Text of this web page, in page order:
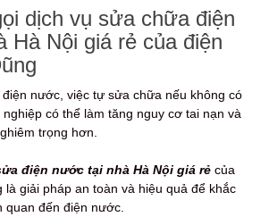
dịch vụ sửa chữa điện
Hà Nội giá rẻ của điện
nước, việc tự sửa chữa nếu không có
có thể làm tăng nguy cơ tai nạn và
trọng hơn.
điện nước tại nhà Hà Nội giá rẻ của
là giải pháp an toàn và hiệu quả để khắc
quan đến điện nước.